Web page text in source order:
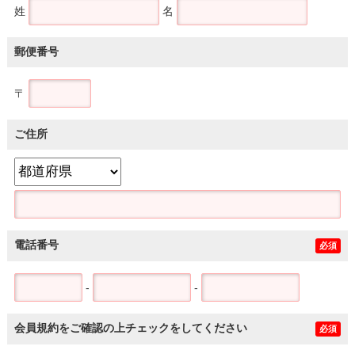
姓 名
郵便番号
〒
ご住所
電話番号 必須
- -
会員規約をご確認の上チェックをしてください 必須